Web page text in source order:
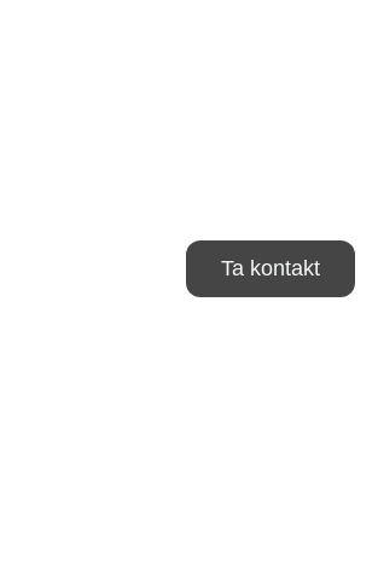
Ta kontakt